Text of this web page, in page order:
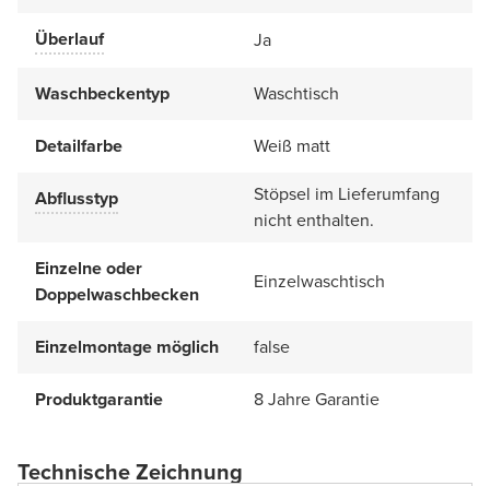
Überlauf Ja
Waschbeckentyp Waschtisch
Detailfarbe Weiß matt
Abflusstyp
Stöpsel im Lieferumfang
nicht enthalten.
Einzelne oder
Doppelwaschbecken
Einzelwaschtisch
Einzelmontage möglich false
Produktgarantie 8 Jahre Garantie
Technische Zeichnung